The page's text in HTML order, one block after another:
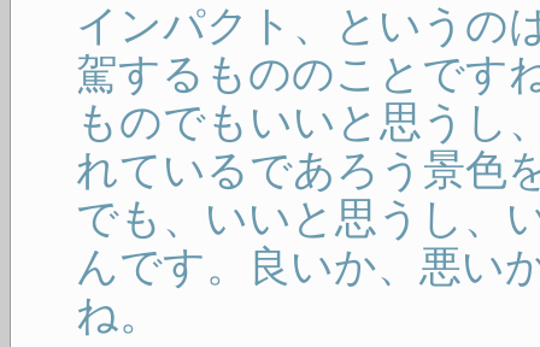
インパクト、というの
駕するもののことです
ものでもいいと思うし
れているであろう景色
でも、いいと思うし、
んです。良いか、悪い
ね。